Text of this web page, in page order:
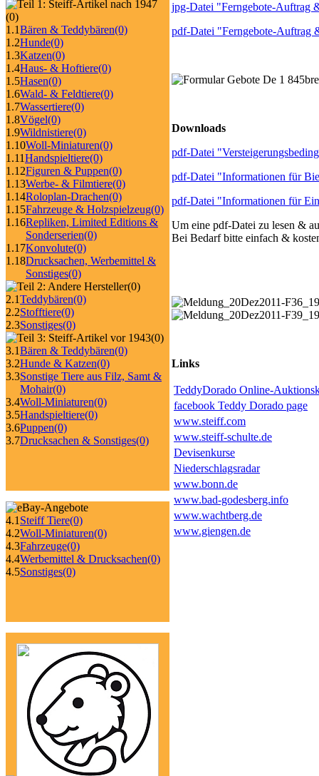
(0)
1.1Bären & Teddybären(0)
1.2Hunde(0)
1.3Katzen(0)
1.4Haus- & Hoftiere(0)
1.5Hasen(0)
1.6Wald- & Feldtiere(0)
1.7Wassertiere(0)
1.8Vögel(0)
1.9Wildnistiere(0)
1.10Woll-Miniaturen(0)
1.11Handspieltiere(0)
1.12Figuren & Puppen(0)
1.13Werbe- & Filmtiere(0)
1.14Roloplan-Drachen(0)
1.15Fahrzeuge & Holzspielzeug(0)
1.16Repliken, Limited Editions &
Sonderserien(0)
1.17Konvolute(0)
1.18Drucksachen, Werbemittel &
Sonstiges(0)
(0)
2.1Teddybären(0)
2.2Stofftiere(0)
2.3Sonstiges(0)
(0)
3.1Bären & Teddybären(0)
3.2Hunde & Katzen(0)
3.3Sonstige Tiere aus Filz, Samt &
Mohair(0)
3.4Woll-Miniaturen(0)
3.5Handspieltiere(0)
3.6Puppen(0)
3.7Drucksachen & Sonstiges(0)
4.1 Steiff Tiere(0)
4.2Woll-Miniaturen(0)
4.3Fahrzeuge(0)
4.4Werbemittel & Drucksachen(0)
4.5Sonstiges(0)
jpg-Datei "Ferngebote-Auftrag
pdf-Datei "Ferngebote-Auftrag
Downloads
pdf-Datei
pdf-Datei "Informationen für
pdf-Datei "Informationen für
Um eine pdf-Datei zu lesen &
Bei Bedarf bitte einfach &
Links
TeddyDorado Online-
facebook Teddy Dorado page
www.steiff.com
www.steiff-schulte.de
Devisenkurse
Niederschlagsradar
www.bonn.de
www.bad-godesberg.info
www.wachtberg.de
www.giengen.de